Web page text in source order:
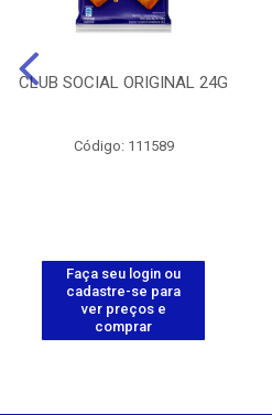
CLUB SOCIAL ORIGINAL 24G
Código: 111589
Faça seu login ou
cadastre-se para
ver preços e
comprar